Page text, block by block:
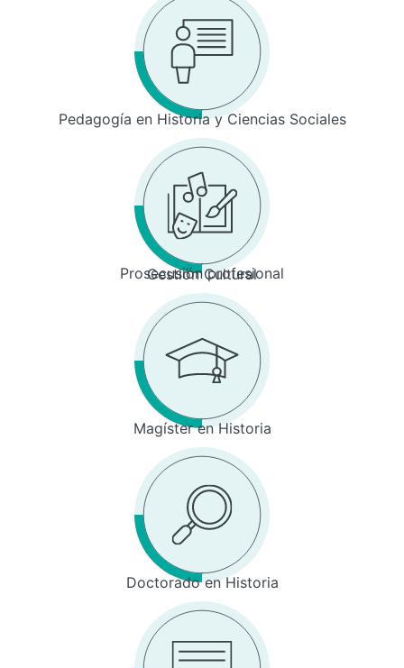
Pedagogía en Historia y Ciencias Sociales
Prosecusión profesional
Gestión Cultural
Magíster en Historia
Doctorado en Historia